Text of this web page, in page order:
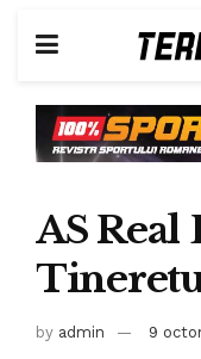
AS Real
by admin 9